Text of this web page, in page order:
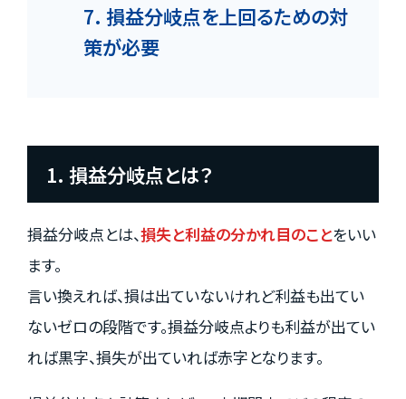
7. 損益分岐点を上回るための対
策が必要
1. 損益分岐点とは？
損益分岐点とは、損失と利益の分かれ目のことをいい
ます。
言い換えれば、損は出ていないけれど利益も出てい
ないゼロの段階です。損益分岐点よりも利益が出てい
れば黒字、損失が出ていれば赤字となります。